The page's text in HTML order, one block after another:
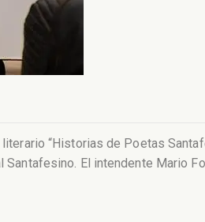
“Historias de Poetas
El intendente Mario